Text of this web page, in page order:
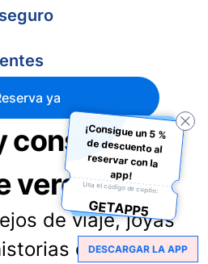
ya
de
verdad
de viaje, joyas
de otros
¡Consigue un 5 %
de descuento al
reservar con la
app!
Usa el código de cupón:
GETAPP5
DESCARGAR LA APP